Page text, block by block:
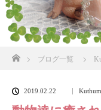
ブログ一覧
2019.02.22